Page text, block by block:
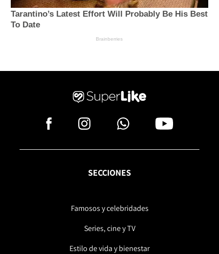
SECCIONES
Famosos y celebridades
Series, cine y TV
Estilo de vida y bienestar